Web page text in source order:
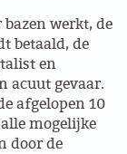
werkt, de
betaald, de
en
acuut gevaar.
afgelopen 10
mogelijke
door de